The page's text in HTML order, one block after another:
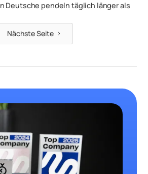
Deutsche pendeln täglich länger als
Nächste Seite